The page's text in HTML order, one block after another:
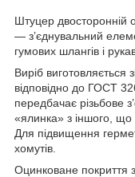
Штуцер двосторонній
— з’єднувальний
гумових шлангів і
Виріб виготовляється
відповідно до ГОСТ
передбачає різьбове
«ялинка» з іншого, що
Для підвищення
хомутів.
Оцинковане покриття